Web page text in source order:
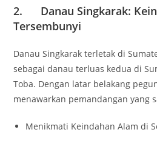
2. Danau Singkarak:
Tersembunyi
Danau Singkarak terletak di
sebagai danau terluas kedua di
Toba. Dengan latar belakang
menawarkan pemandangan yang
Menikmati Keindahan Alam di